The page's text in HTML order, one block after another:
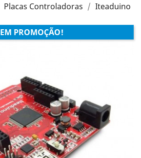
Placas Controladoras
Iteaduino
EM PROMOÇÃO!